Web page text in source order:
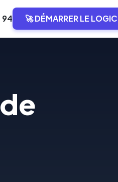
94 🚀 DÉMARRER LE